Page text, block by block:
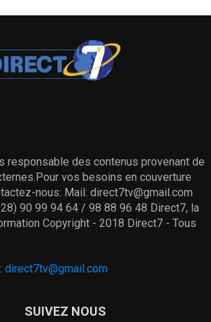
responsable des contenus provenant de
vos besoins en couverture
nous: Mail: direct7tv@gmail.com
90 99 94 64 / 98 88 96 48 Direct7, la
Copyright - 2018 Direct7 - Tous
direct7tv@gmail.com
SUIVEZ NOUS